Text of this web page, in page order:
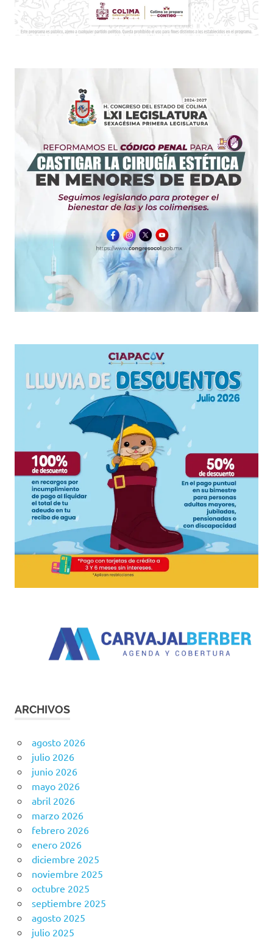
ARCHIVOS
agosto 2026
julio 2026
junio 2026
mayo 2026
abril 2026
marzo 2026
febrero 2026
enero 2026
diciembre 2025
noviembre 2025
octubre 2025
septiembre 2025
agosto 2025
julio 2025